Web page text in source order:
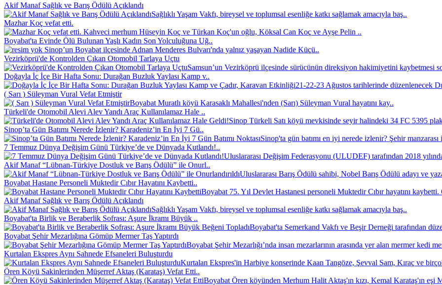
Akif Manaf Sağlık ve Barış Ödülü Açıklandı
Sağlıklı Yaşam Vakfı, bireysel ve toplumsal esenliğe katkı sağlamak amacıyla baş..
Mazhar Koç vefat etti.
Kahveci merhum Hüseyin Koç ve Türkan Koç'un oğlu, Köksal Can Koç ve Ayşe Pelin ..
Boyabat'ta Evinde Ölü Bulunan Yaşlı Kadın Son Yolculuğuna Uğ..
Sinop’un Boyabat ilçesinde Adnan Menderes Bulvarı'nda yalnız yaşayan Nadide Küçü..
Vezirköprü'de Kontrolden Çıkan Otomobil Tarlaya Uçtu
Samsun’un Vezirköprü ilçesinde sürücünün direksiyon hakimiyetini kaybetmesi
Doğayla İç İçe Bir Hafta Sonu: Durağan Buzluk Yaylası Kamp v..
21-22-23 Ağustos tarihlerinde düzenlenecek
( Sarı ) Süleyman Vural Vefat Etmiştir
Boyabat Muratlı köyü Karasaklı Mahallesi'nden (Sarı) Süleyman Vural hayatını kay..
Türkeli'de Otomobil Alevi Alev Yandı Araç Kullanılamaz Hale ..
Sinop Türkeli Satı köyü mevkisinde seyir halindeki 34 FC 5395
Sinop’ta Gün Batımı Nerede İzlenir? Karadeniz’in En İyi 7 Gü..
Sinop'ta gün batımı en iyi nerede izlenir? Şehir
7 Temmuz Dünya Değişim Günü Türkiye’de ve Dünyada Kutlandı!..
Uluslararası Değişim Federasyonu (ULUDEF) tarafından 2018
Akif Manaf “Lübnan-Türkiye Dostluk ve Barış Ödülü” ile Onurl..
Uluslararası Barış Ödülü sahibi, Nobel Barış Ödülü adayı ve
Boyabat Hastane Personeli Muktedir Cıbır Hayatını Kaybetti..
Boyabat 75. Yıl Devlet Hastanesi personeli Muktedir Cıbır hayatını kaybetti.
Akif Manaf Sağlık ve Barış Ödülü Açıklandı
Sağlıklı Yaşam Vakfı, bireysel ve toplumsal esenliğe katkı sağlamak amacıyla baş..
Boyabat'ta Birlik ve Beraberlik Sofrası: Aşure İkramı Büyük ..
Boyabat'ta Semerkand Vakfı ve Beşir Derneği tarafından
Boyabat Şehir Mezarlığına Gömüp Mermer Taş Yaptırdı
Boyabat Şehir Mezarlığı’nda insan mezarlarının arasında yer alan mermer kedi
Kurtalan Ekspres Aynı Sahnede Efsaneleri Buluşturdu
Kurtalan Ekspres'in Harbiye konserinde Kaan Tangöze, Şevval Sam, Kıraç ve
Ören Köyü Sakinlerinden Müşerref Aktaş (Karataş) Vefat Etti..
Boyabat Ören köyünden Merhum Halit Aktaş'ın kızı, Kemal Karataş'ın eşi